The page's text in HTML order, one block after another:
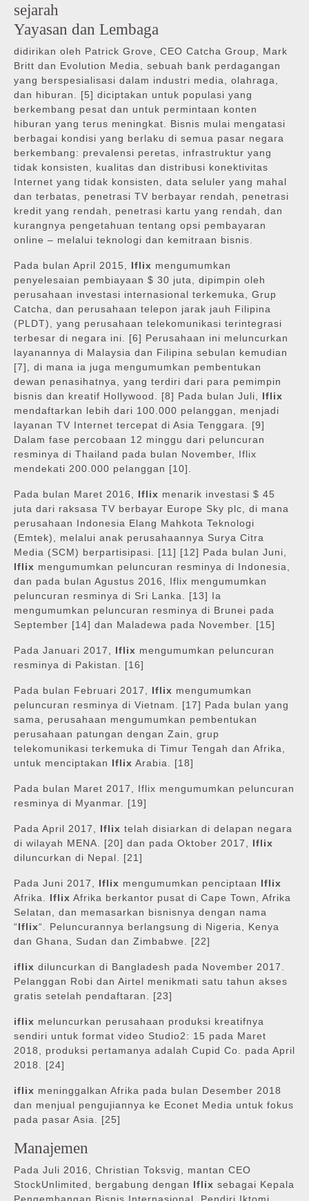
sejarah
Yayasan dan Lembaga
didirikan oleh Patrick Grove, CEO Catcha Group, Mark
Britt dan Evolution Media, sebuah bank perdagangan
yang berspesialisasi dalam industri media, olahraga,
dan hiburan. [5] diciptakan untuk populasi yang
berkembang pesat dan untuk permintaan konten
hiburan yang terus meningkat. Bisnis mulai mengatasi
berbagai kondisi yang berlaku di semua pasar negara
berkembang: prevalensi peretas, infrastruktur yang
tidak konsisten, kualitas dan distribusi konektivitas
Internet yang tidak konsisten, data seluler yang mahal
dan terbatas, penetrasi TV berbayar rendah, penetrasi
kredit yang rendah, penetrasi kartu yang rendah, dan
kurangnya pengetahuan tentang opsi pembayaran
online – melalui teknologi dan kemitraan bisnis.
Pada bulan April 2015, Iflix mengumumkan
penyelesaian pembiayaan $ 30 juta, dipimpin oleh
perusahaan investasi internasional terkemuka, Grup
Catcha, dan perusahaan telepon jarak jauh Filipina
(PLDT), yang perusahaan telekomunikasi terintegrasi
terbesar di negara ini. [6] Perusahaan ini meluncurkan
layanannya di Malaysia dan Filipina sebulan kemudian
[7], di mana ia juga mengumumkan pembentukan
dewan penasihatnya, yang terdiri dari para pemimpin
bisnis dan kreatif Hollywood. [8] Pada bulan Juli, Iflix
mendaftarkan lebih dari 100.000 pelanggan, menjadi
layanan TV Internet tercepat di Asia Tenggara. [9]
Dalam fase percobaan 12 minggu dari peluncuran
resminya di Thailand pada bulan November, Iflix
mendekati 200.000 pelanggan [10].
Pada bulan Maret 2016, Iflix menarik investasi $ 45
juta dari raksasa TV berbayar Europe Sky plc, di mana
perusahaan Indonesia Elang Mahkota Teknologi
(Emtek), melalui anak perusahaannya Surya Citra
Media (SCM) berpartisipasi. [11] [12] Pada bulan Juni,
Iflix mengumumkan peluncuran resminya di Indonesia,
dan pada bulan Agustus 2016, Iflix mengumumkan
peluncuran resminya di Sri Lanka. [13] Ia
mengumumkan peluncuran resminya di Brunei pada
September [14] dan Maladewa pada November. [15]
Pada Januari 2017, Iflix mengumumkan peluncuran
resminya di Pakistan. [16]
Pada bulan Februari 2017, Iflix mengumumkan
peluncuran resminya di Vietnam. [17] Pada bulan yang
sama, perusahaan mengumumkan pembentukan
perusahaan patungan dengan Zain, grup
telekomunikasi terkemuka di Timur Tengah dan Afrika,
untuk menciptakan Iflix Arabia. [18]
Pada bulan Maret 2017, Iflix mengumumkan peluncuran
resminya di Myanmar. [19]
Pada April 2017, Iflix telah disiarkan di delapan negara
di wilayah MENA. [20] dan pada Oktober 2017, Iflix
diluncurkan di Nepal. [21]
Pada Juni 2017, Iflix mengumumkan penciptaan Iflix
Afrika. Iflix Afrika berkantor pusat di Cape Town, Afrika
Selatan, dan memasarkan bisnisnya dengan nama
“Iflix“. Peluncurannya berlangsung di Nigeria, Kenya
dan Ghana, Sudan dan Zimbabwe. [22]
iflix diluncurkan di Bangladesh pada November 2017.
Pelanggan Robi dan Airtel menikmati satu tahun akses
gratis setelah pendaftaran. [23]
iflix meluncurkan perusahaan produksi kreatifnya
sendiri untuk format video Studio2: 15 pada Maret
2018, produksi pertamanya adalah Cupid Co. pada April
2018. [24]
iflix meninggalkan Afrika pada bulan Desember 2018
dan menjual pengujiannya ke Econet Media untuk fokus
pada pasar Asia. [25]
Manajemen
Pada Juli 2016, Christian Toksvig, mantan CEO
StockUnlimited, bergabung dengan Iflix sebagai Kepala